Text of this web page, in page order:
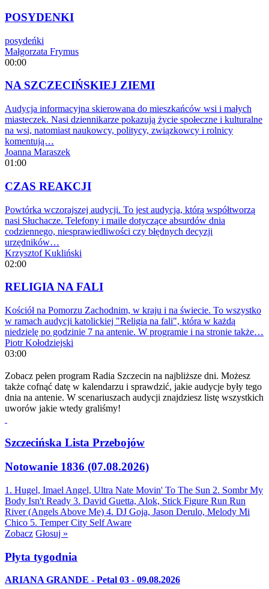
POSYDENKI
posydeńki
Małgorzata Frymus
00:00
NA SZCZECIŃSKIEJ ZIEMI
Audycja informacyjna skierowana do mieszkańców wsi i małych
miasteczek. Nasi dziennikarze pokazują życie społeczne i kulturalne
na wsi, natomiast naukowcy, politycy, związkowcy i rolnicy
komentują…
Joanna Maraszek
01:00
CZAS REAKCJI
Powtórka wczorajszej audycji. To jest audycja, którą współtworzą
nasi Słuchacze. Telefony i maile dotyczące absurdów dnia
codziennego, niesprawiedliwości czy błędnych decyzji
urzędników…
Krzysztof Kukliński
02:00
RELIGIA NA FALI
Kościół na Pomorzu Zachodnim, w kraju i na świecie. To wszystko
w ramach audycji katolickiej "Religia na fali", która w każdą
niedzielę po godzinie 7 na antenie. W programie i na stronie także…
Piotr Kołodziejski
03:00
Zobacz pełen program Radia Szczecin na najbliższe dni. Możesz
także cofnąć datę w kalendarzu i sprawdzić, jakie audycje były tego
dnia na antenie. W scenariuszach audycji znajdziesz listę wszystkich
uworów jakie wtedy graliśmy!
Szczecińska Lista Przebojów
Notowanie 1836 (07.08.2026)
1. Hugel, Imael Angel, Ultra Nate Movin' To The Sun 2. Sombr My
Body Isn't Ready 3. David Guetta, Alok, Stick Figure Run Run
River (Angels Above Me) 4. DJ Goja, Jason Derulo, Melody Mi
Chico 5. Temper City Self Aware
Zobacz Głosuj »
Płyta tygodnia
ARIANA GRANDE - Petal 03 - 09.08.2026